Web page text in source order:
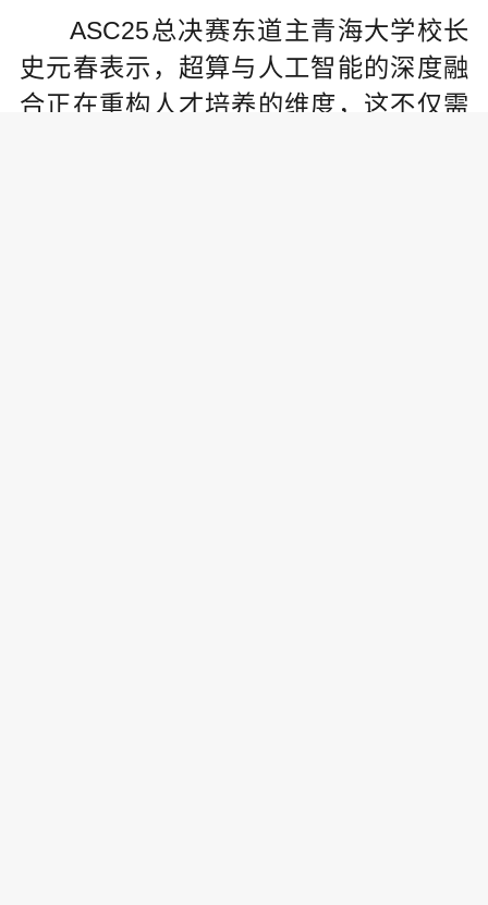
ASC25总决赛东道主青海大学校长
史元春表示，超算与人工智能的深度融
合正在重构人才培养的维度，这不仅需